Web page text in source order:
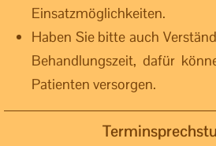
Einsatzmöglichkeiten.
Haben Sie bitte auch
Behandlungszeit, dafür
Patienten versorgen.